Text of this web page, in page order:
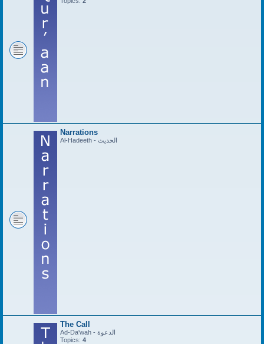
Narrations
Al-Hadeeth - الحديث
The Call
Ad-Da'wah - الدعوة
Topics: 4